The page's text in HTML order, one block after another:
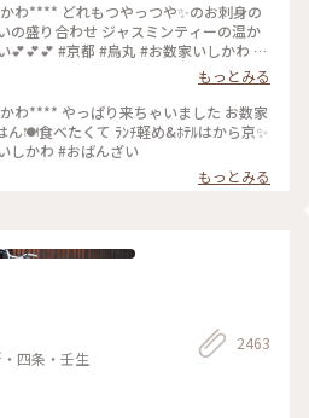
や✨のお刺身の
の盛り合わせ ジャスミンティーの温か
盛り #おばんざい盛り合わせもっとみる
いました お数家
しかわ #おばんざい
もっとみる
四条・壬生
2463